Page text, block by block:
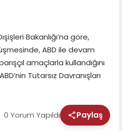
Bakanlığı’na göre,
ABD ile devam
amaçlarla kullandığını
Tutarsız Davranışları
0 Yorum Yapıldı Paylaş